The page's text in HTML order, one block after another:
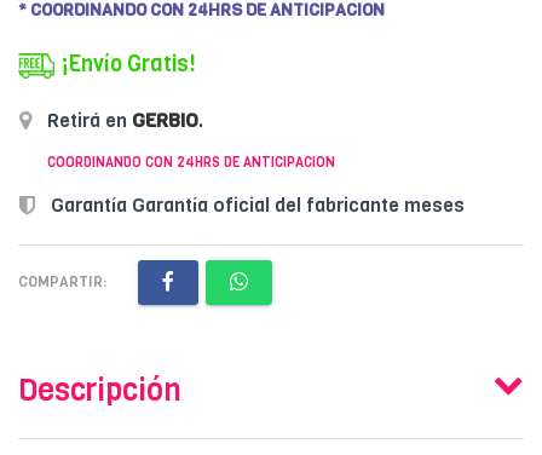
* COORDINANDO CON 24HRS DE ANTICIPACION
¡Envío Gratis!
Retirá en GERBIO.
COORDINANDO CON 24HRS DE ANTICIPACION
Garantía Garantía oficial del fabricante meses
COMPARTIR:
Descripción